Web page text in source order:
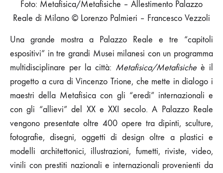
Foto: Metafisica/Metafisiche – Allestimento Palazzo
Reale di Milano © Lorenzo Palmieri – Francesco Vezzoli
Una grande mostra a Palazzo Reale e tre “capitoli
espositivi” in tre grandi Musei milanesi con un programma
multidisciplinare per la città: Metafisica/Metafisiche è il
progetto a cura di Vincenzo Trione, che mette in dialogo i
maestri della Metafisica con gli “eredi” internazionali e
con gli “allievi” del XX e XXI secolo. A Palazzo Reale
vengono presentate oltre 400 opere tra dipinti, sculture,
fotografie, disegni, oggetti di design oltre a plastici e
modelli architettonici, illustrazioni, fumetti, riviste, video,
vinili con prestiti nazionali e internazionali provenienti da